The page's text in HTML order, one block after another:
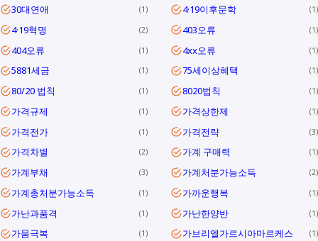
30대연애 1 4·19이후문학 1
4·19혁명 2 403오류 1
404오류 1 4xx오류 1
5881세금 1 75세이상혜택 1
80/20 법칙 1 8020법칙 1
가격규제 1 가격상한제 1
가격전가 1 가격전략 3
가격차별 2 가계 구매력 1
가계부채 3 가계처분가능소득 2
가계총처분가능소득 1 가까운행복 1
가난과품격 1 가난한양반 1
가뭄극복 1 가브리엘가르시아마르케스 1